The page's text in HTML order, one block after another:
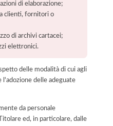
di elaborazione;
clienti, fornitori o
di archivi cartacei;
elettronici.
delle modalità di cui agli
delle adeguate
da personale
ed, in particolare, dalle